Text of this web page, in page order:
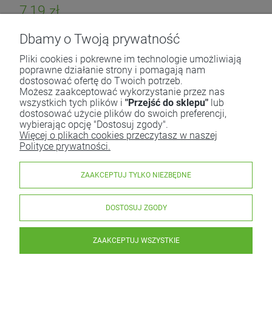
7,19 zł
| szt
DO KOSZYKA
Dbamy o Twoją prywatność
Pliki cookies i pokrewne im technologie umożliwiają
poprawne działanie strony i pomagają nam
dostosować ofertę do Twoich potrzeb.
Możesz zaakceptować wykorzystanie przez nas
wszystkich tych plików i "Przejść do sklepu" lub
dostosować użycie plików do swoich preferencji,
wybierając opcję "Dostosuj zgody".
Więcej o plikach cookies przeczytasz w naszej
Polityce prywatności.
ZAAKCEPTUJ TYLKO NIEZBĘDNE
DOSTOSUJ ZGODY
ZAAKCEPTUJ WSZYSTKIE